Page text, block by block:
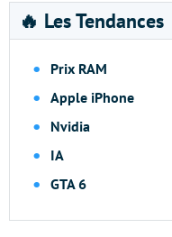
🔥 Les Tendances
Prix RAM
Apple iPhone
Nvidia
IA
GTA 6